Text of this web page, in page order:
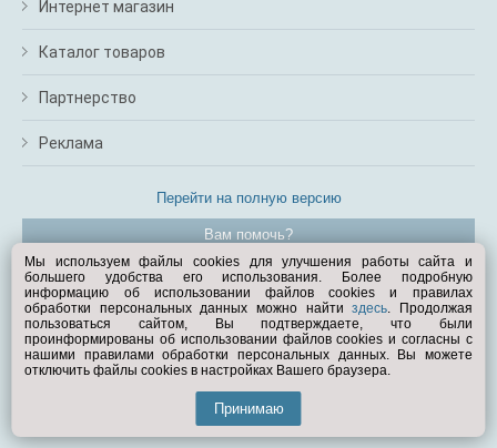
Интернет магазин
Каталог товаров
Партнерство
Реклама
Перейти на полную версию
Вам помочь?
© Exist.ru 1998—2026
Мы используем файлы cookies для улучшения работы сайта и
большего удобства его использования. Более подробную
информацию об использовании файлов cookies и правилах
обработки персональных данных можно найтиздесь. Продолжая
пользоваться сайтом, Вы подтверждаете, что были
проинформированы об использовании файлов cookies и согласны с
нашими правилами обработки персональных данных. Вы можете
отключить файлы cookies в настройках Вашего браузера.
Принимаю